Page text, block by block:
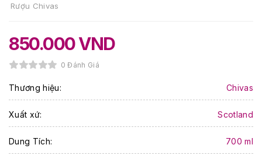
Rượu Chivas
850.000VND
0 Đánh Giá
Thương hiệu: Chivas
Xuất xứ: Scotland
Dung Tích: 700 ml